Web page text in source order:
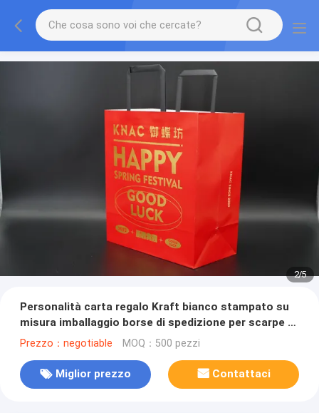
2/5
Personalità carta regalo Kraft bianco stampato su
misura imballaggio borse di spedizione per scarpe e
vestiti
Prezzo：negotiable MOQ：500 pezzi
Miglior prezzo Contattaci